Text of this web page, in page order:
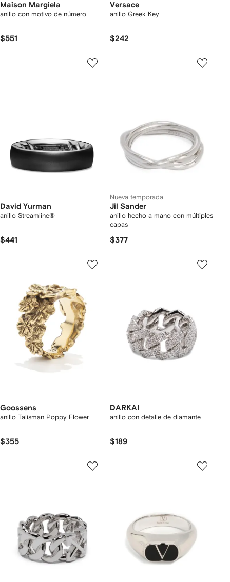
Maison Margiela
anillo con motivo de número
$551
Versace
anillo Greek Key
$242
David Yurman
anillo Streamline®
$441
Nueva temporada
Jil Sander
anillo hecho a mano con múltiples
capas
$377
Goossens
anillo Talisman Poppy Flower
$355
DARKAI
anillo con detalle de diamante
$189